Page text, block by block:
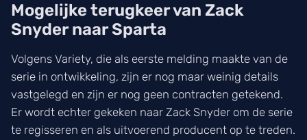
Mogelijke terugkeer van Zack
Snyder naar Sparta
Volgens Variety, die als eerste melding maakte van de
serie in ontwikkeling, zijn er nog maar weinig details
vastgelegd en zijn er nog geen contracten getekend.
Er wordt echter gekeken naar Zack Snyder om de serie
te regisseren en als uitvoerend producent op te treden.